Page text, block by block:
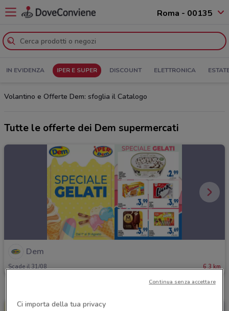
Roma - 00135
IN EVIDENZA IPER E SUPER DISCOUNT ELETTRONICA
Volantino e Offerte Dem: sfoglia il Catalogo
Tutte le offerte dei Dem supermercati
Dem
Scade il 31/08 6.3 km
Ci importa della tua privacy
Continua senza accettare